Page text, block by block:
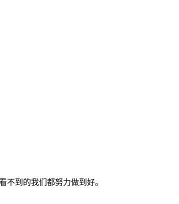
不到的我们都努力做到好。